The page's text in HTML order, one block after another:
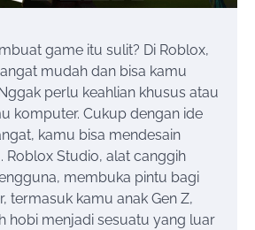
game itu sulit? Di Roblox,
mudah dan bisa kamu
perlu keahlian khusus atau
komputer. Cukup dengan ide
kamu bisa mendesain
Roblox Studio, alat canggih
membuka pintu bagi
termasuk kamu anak Gen Z,
hobi menjadi sesuatu yang luar